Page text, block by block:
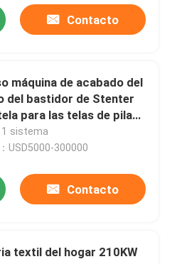
materia textil
seca
Contacto
máquina de acabado del
del bastidor de Stenter
para las telas de pila
la toalla
1 sistema
USD5000-300000
Contacto
textil del hogar 210KW